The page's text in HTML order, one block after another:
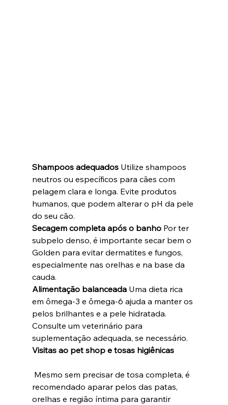
Shampoos adequados Utilize shampoos
neutros ou específicos para cães com
pelagem clara e longa. Evite produtos
humanos, que podem alterar o pH da pele
do seu cão.
Secagem completa após o banho Por ter
subpelo denso, é importante secar bem o
Golden para evitar dermatites e fungos,
especialmente nas orelhas e na base da
cauda.
Alimentação balanceada Uma dieta rica
em ômega-3 e ômega-6 ajuda a manter os
pelos brilhantes e a pele hidratada.
Consulte um veterinário para
suplementação adequada, se necessário.
Visitas ao pet shop e tosas higiênicas
Mesmo sem precisar de tosa completa, é
recomendado aparar pelos das patas,
orelhas e região íntima para garantir